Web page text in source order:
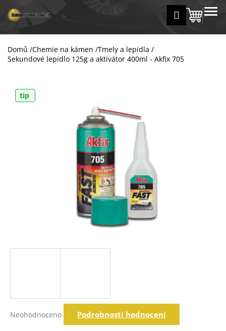
na
obsah
Přihlášení
košík
MENU
Domů /Chemie na kámen /Tmely a lepidla /
Sekundové lepidlo 125g a aktivátor 400ml - Akfix 705
hodnocení
Neohodnoceno Podrobnosti hodnocení
tip
š
Zpět
Zpět
C
o
j